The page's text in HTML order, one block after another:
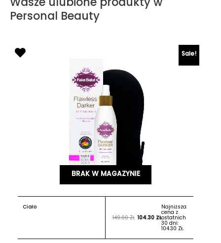
Personal Beauty
Sale!
BRAK W MAGAZYNIE
Ciało
149.00ZŁ 104.30 ZŁ
Najniższa
cena z
ostatnich
30 dni:
104.30 ZŁ.